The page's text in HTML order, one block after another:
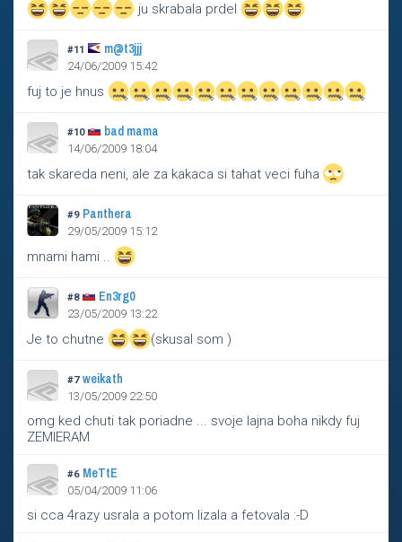
ju skrabala prdel
#11 m@t3jjj
24/06/2009 15:42
fuj to je hnus
#10 bad mama
14/06/2009 18:04
tak skareda neni, ale za kakaca si tahat veci fuha
#9 Panthera
29/05/2009 15:12
mnami hami ..
#8 En3rg0
23/05/2009 13:22
Je to chutne (skusal som )
#7 weikath
13/05/2009 22:50
omg ked chuti tak poriadne ... svoje lajna boha nikdy fuj
ZEMIERAM
#6 MeTtE
05/04/2009 11:06
si cca 4razy usrala a potom lizala a fetovala :-D